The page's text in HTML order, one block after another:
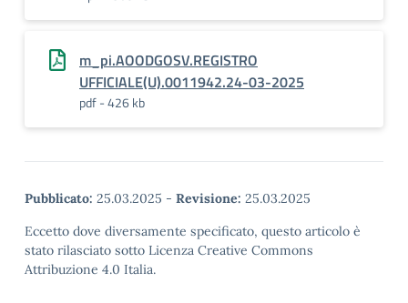
m_pi.AOODGOSV.REGISTRO
UFFICIALE(U).0011942.24-03-2025
pdf - 426 kb
Pubblicato: 25.03.2025 - Revisione: 25.03.2025
Eccetto dove diversamente specificato, questo articolo è
stato rilasciato sotto Licenza Creative Commons
Attribuzione 4.0 Italia.